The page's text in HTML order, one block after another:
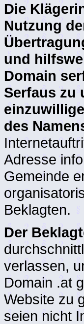
Die
Nutzung
und
Domain
Serfaus zu
des
Adresse
Gemeinde
Beklagten.
Der
verlassen,
Domain .at
Website zu
seien nicht